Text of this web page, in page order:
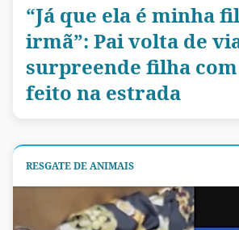
“Já que ela é minha
irmã”: Pai volta de
surpreende filha
feito na estrada
RESGATE DE ANIMAIS